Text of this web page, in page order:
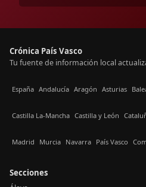
Crónica País Vasco
Tu fuente de información local
España Andalucía Aragón Asturias
Castilla La-Mancha Castilla y León
Madrid Murcia Navarra País Vasco
Secciones